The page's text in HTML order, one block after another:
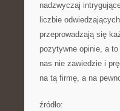
nadzwyczaj
liczbie
przeprowadzają się
pozytywne opinie, a
nas nie zawiedzie i
na tą firmę, a na
źródło: